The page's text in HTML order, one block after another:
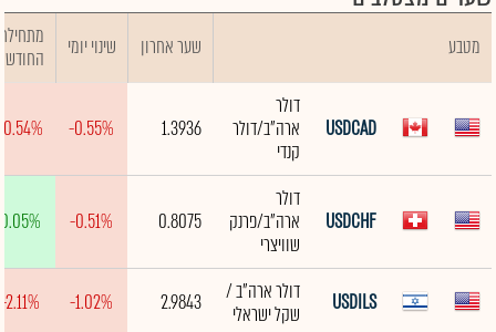
מטבע שער אחרון שינוי יומי
החודש
USDCAD
דולר
ארה"ב/דולר
קנדי
1.3936
-0.55%
USDCHF
דולר
ארה"ב/פרנק
שוויצרי
0.8075
-0.51%
0.05%
USDILS
דולר ארה"ב /
שקל ישראלי
2.9843
-1.02%
-2.11%